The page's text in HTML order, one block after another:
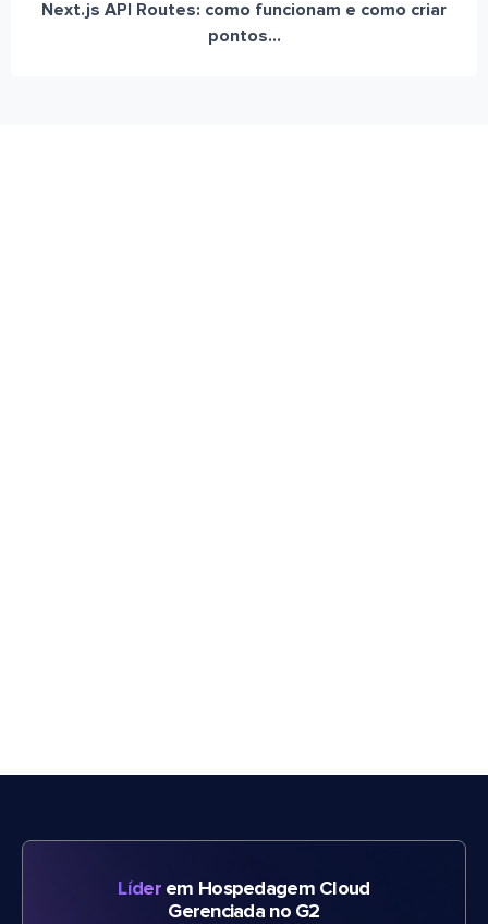
Next.js API Routes: como funcionam e como criar
pontos...
Líderem Hospedagem Cloud
Gerenciada no G2